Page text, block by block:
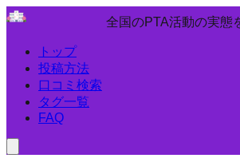
全国のPTA活動の実態
トップ
投稿方法
口コミ検索
タグ一覧
FAQ